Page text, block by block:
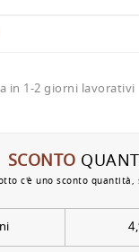
in 1-2 giorni lavorativi
SCONTO
c'è uno sconto quantità,